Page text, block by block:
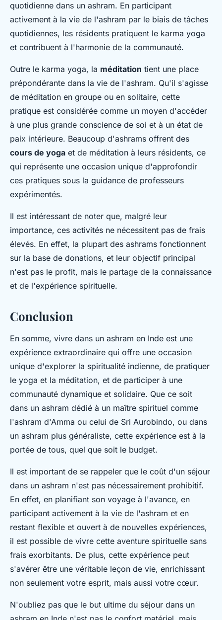
quotidienne dans un ashram. En participant
activement à la vie de l'ashram par le biais de tâches
quotidiennes, les résidents pratiquent le karma yoga
et contribuent à l'harmonie de la communauté.
Outre le karma yoga, la méditation tient une place
prépondérante dans la vie de l'ashram. Qu'il s'agisse
de méditation en groupe ou en solitaire, cette
pratique est considérée comme un moyen d'accéder
à une plus grande conscience de soi et à un état de
paix intérieure. Beaucoup d'ashrams offrent des
cours de yoga et de méditation à leurs résidents, ce
qui représente une occasion unique d'approfondir
ces pratiques sous la guidance de professeurs
expérimentés.
Il est intéressant de noter que, malgré leur
importance, ces activités ne nécessitent pas de frais
élevés. En effet, la plupart des ashrams fonctionnent
sur la base de donations, et leur objectif principal
n'est pas le profit, mais le partage de la connaissance
et de l'expérience spirituelle.
Conclusion
En somme, vivre dans un ashram en Inde est une
expérience extraordinaire qui offre une occasion
unique d'explorer la spiritualité indienne, de pratiquer
le yoga et la méditation, et de participer à une
communauté dynamique et solidaire. Que ce soit
dans un ashram dédié à un maître spirituel comme
l'ashram d'Amma ou celui de Sri Aurobindo, ou dans
un ashram plus généraliste, cette expérience est à la
portée de tous, quel que soit le budget.
Il est important de se rappeler que le coût d'un séjour
dans un ashram n'est pas nécessairement prohibitif.
En effet, en planifiant son voyage à l'avance, en
participant activement à la vie de l'ashram et en
restant flexible et ouvert à de nouvelles expériences,
il est possible de vivre cette aventure spirituelle sans
frais exorbitants. De plus, cette expérience peut
s'avérer être une véritable leçon de vie, enrichissant
non seulement votre esprit, mais aussi votre cœur.
N'oubliez pas que le but ultime du séjour dans un